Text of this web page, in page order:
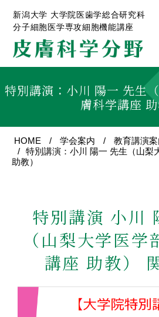
新潟大学 大学院医歯学総合研究科
分子細胞医学専攻細胞機能講座
特別講演：小川 陽一 先生
膚科学講座 助
HOME 学会案内
教育講演案
特別講演：小川 陽一 先生（山梨
助教）
特別講演 小川
（山梨大学医学
講座 助教）